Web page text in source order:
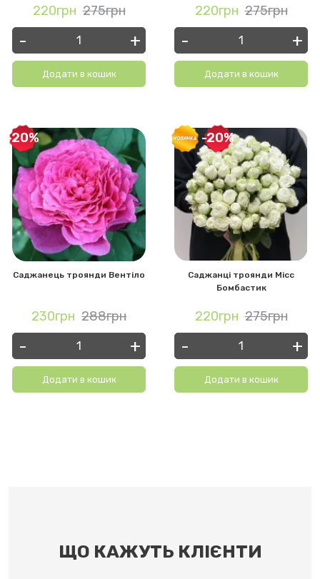
220грн 275грн
- +
Додати в кошик
-20%
Саджанець троянди Вентіло
230грн 288грн
- +
Додати в кошик
220грн 275грн
- +
Додати в кошик
-20%
Саджанці троянди Місс
Бомбастик
220грн 275грн
- +
Додати в кошик
ЩО КАЖУТЬ КЛІЄНТИ